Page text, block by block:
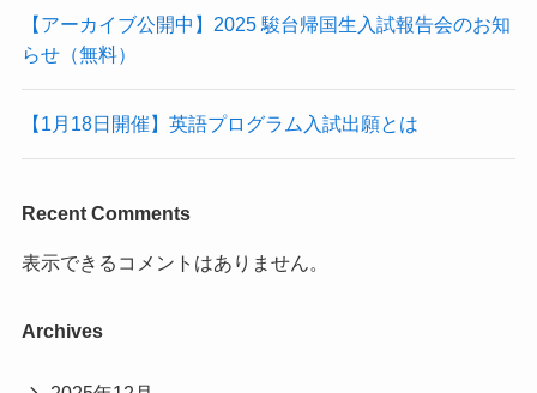
【アーカイブ公開中】2025 駿台帰国生入試報告会のお知
らせ（無料）
【1月18日開催】英語プログラム入試出願とは
Recent Comments
表示できるコメントはありません。
Archives